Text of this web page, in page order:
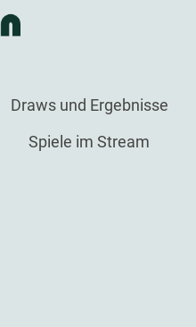
Draws und Ergebnisse
Spiele im Stream